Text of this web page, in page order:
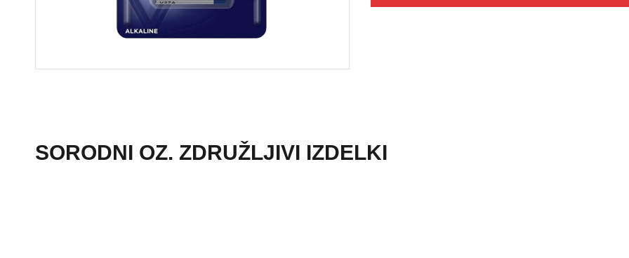
SORODNI OZ. ZDRUŽLJIVI IZDELKI